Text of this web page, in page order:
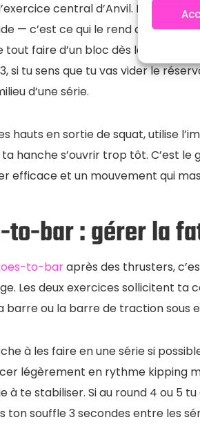
central d’Anvil. Il
— c’est ce qui le rend aussi
faire d’un bloc dès le départ.
si tu sens que tu vas vider le
d’une série.
hauts en sortie de squat, utilise
hanche s’ouvrir trop tôt. C’est
efficace et un mouvement qui
to-bar : gérer la
to-baraprès des thrusters,
Les deux exercices sollicitent
barre ou la barre de traction sous
à les faire en une série si
légèrement en rythme kipping
à te stabiliser. Si au round 4 ou 5
ton souffle 3 secondes entre les